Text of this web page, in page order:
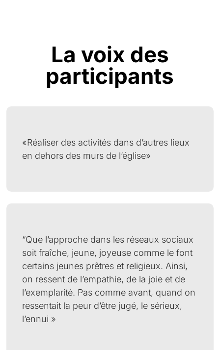
La voix des
participants
«Réaliser des activités dans d’autres lieux
en dehors des murs de l’église»
“Que l’approche dans les réseaux sociaux
soit fraîche, jeune, joyeuse comme le font
certains jeunes prêtres et religieux. Ainsi,
on ressent de l’empathie, de la joie et de
l’exemplarité. Pas comme avant, quand on
ressentait la peur d’être jugé, le sérieux,
l’ennui »